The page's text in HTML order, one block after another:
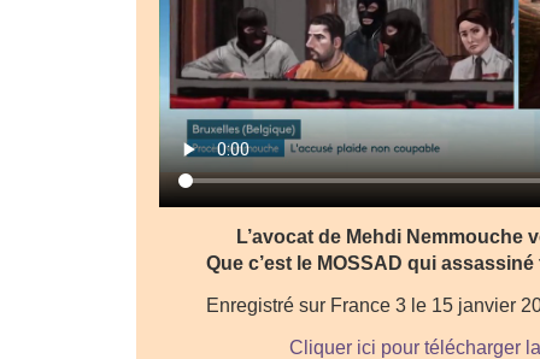
L’avocat de Mehdi Nemmouche
Que c’est le MOSSAD qui
Enregistré sur France 3 le 15 janvier
Cliquer ici pour télécharger